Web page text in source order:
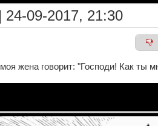
| 24-09-2017, 21:30
жена говорит: "Господи! Как ты